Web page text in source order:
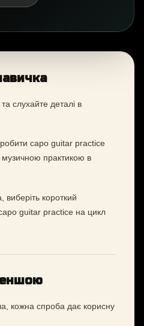
та слухайте деталі в
capo guitar practice
музичною практикою в
виберіть короткий
guitar practice на цикл
кожна спроба дає корисну